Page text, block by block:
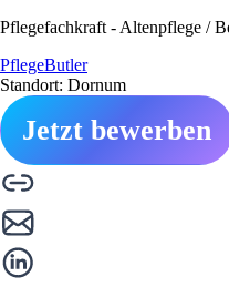
Pflegefachkraft - Altenpflege /
PflegeButler
Standort: Dornum
Jetzt bewerben